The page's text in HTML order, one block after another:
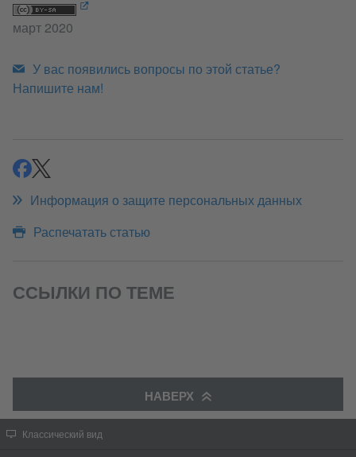
март 2020
У вас появились вопросы по этой статье?
Напишите нам!
Поделиться
Поделиться
Информация о защите персональных данных
Распечатать статью
ССЫЛКИ ПО ТЕМЕ
НАВЕРХ
Классический вид